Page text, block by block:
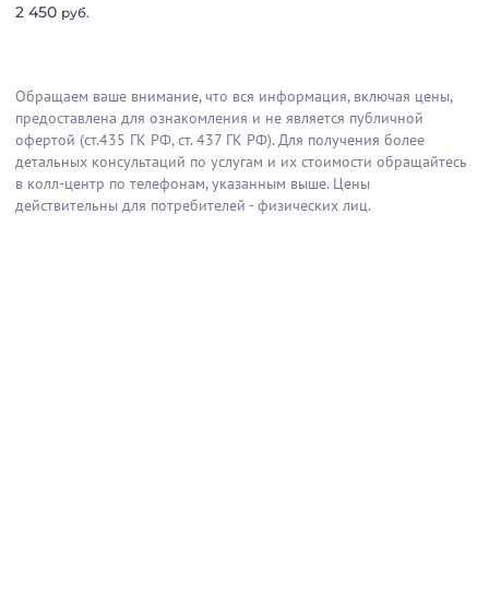
2 450 руб.
Обращаем ваше внимание, что вся информация, включая цены,
предоставлена для ознакомления и не является публичной
офертой (ст.435 ГК РФ, cт. 437 ГК РФ). Для получения более
детальных консультаций по услугам и их стоимости обращайтесь
в колл-центр по телефонам, указанным выше. Цены
действительны для потребителей - физических лиц.